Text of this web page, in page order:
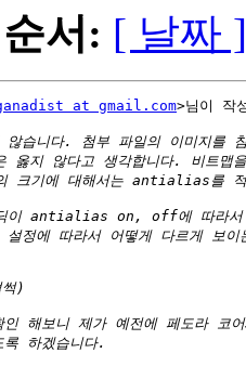
서: [ 날짜 ]
at gmail.com>님이 작